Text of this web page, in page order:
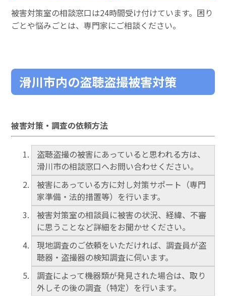
被害対策室の相談窓口は24時間受け付けています。困り
ごとや悩みごとは、専門家にご相談ください。
滑川市内の盗聴盗撮被害対策
被害対策・調査の依頼方法
盗聴盗撮の被害にあっていると思われる方は、
滑川市の相談窓口へお問い合わせください。
被害にあっている方に対し対策サポート（専門
家準備・法的措置等）を行います。
被害対策室の相談員に被害の状況、経緯、不審
に思うことなど詳細をお聞かせください。
現地調査のご依頼をいただければ、調査員が盗
聴器・盗撮器の検知調査に伺います。
調査によって機器類が発見された場合は、取り
外しその後の調査（特定）を行います。